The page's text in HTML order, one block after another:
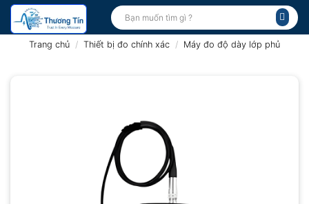
Bỏ
qua
Tìm
kiếm:
Trang chủ / Thiết bị đo chính xác / Máy đo độ dày lớp phủ